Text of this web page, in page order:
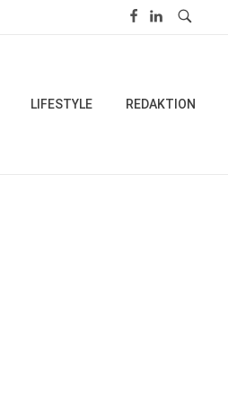
LIFESTYLE REDAKTION